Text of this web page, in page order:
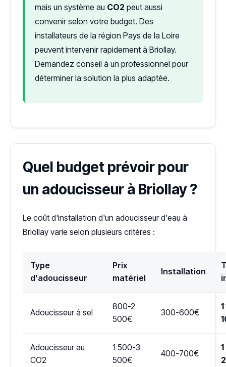
mais un système au CO2 peut aussi
convenir selon votre budget. Des
installateurs de la région Pays de la Loire
peuvent intervenir rapidement à Briollay.
Demandez conseil à un professionnel pour
déterminer la solution la plus adaptée.
Quel budget prévoir pour
un adoucisseur à Briollay ?
Le coût d'installation d'un adoucisseur d'eau à
Briollay varie selon plusieurs critères :
Type
d'adoucisseur
Prix
matériel
Installation
Adoucisseur à sel
800-2
500€
300-600€
Adoucisseur au
CO2
1 500-3
500€
400-700€